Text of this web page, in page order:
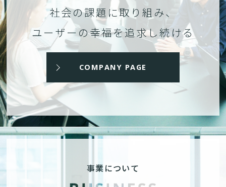
社会の課題に取り組み、
ユーザーの幸福を追求し続ける
COMPANY PAGE
事業について